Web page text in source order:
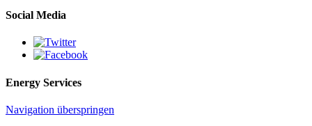
Social Media
Energy Services
Navigation überspringen